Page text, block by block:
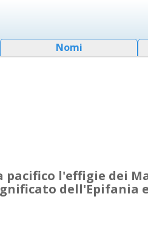
Nomi
l'effigie dei
dell'Epifania